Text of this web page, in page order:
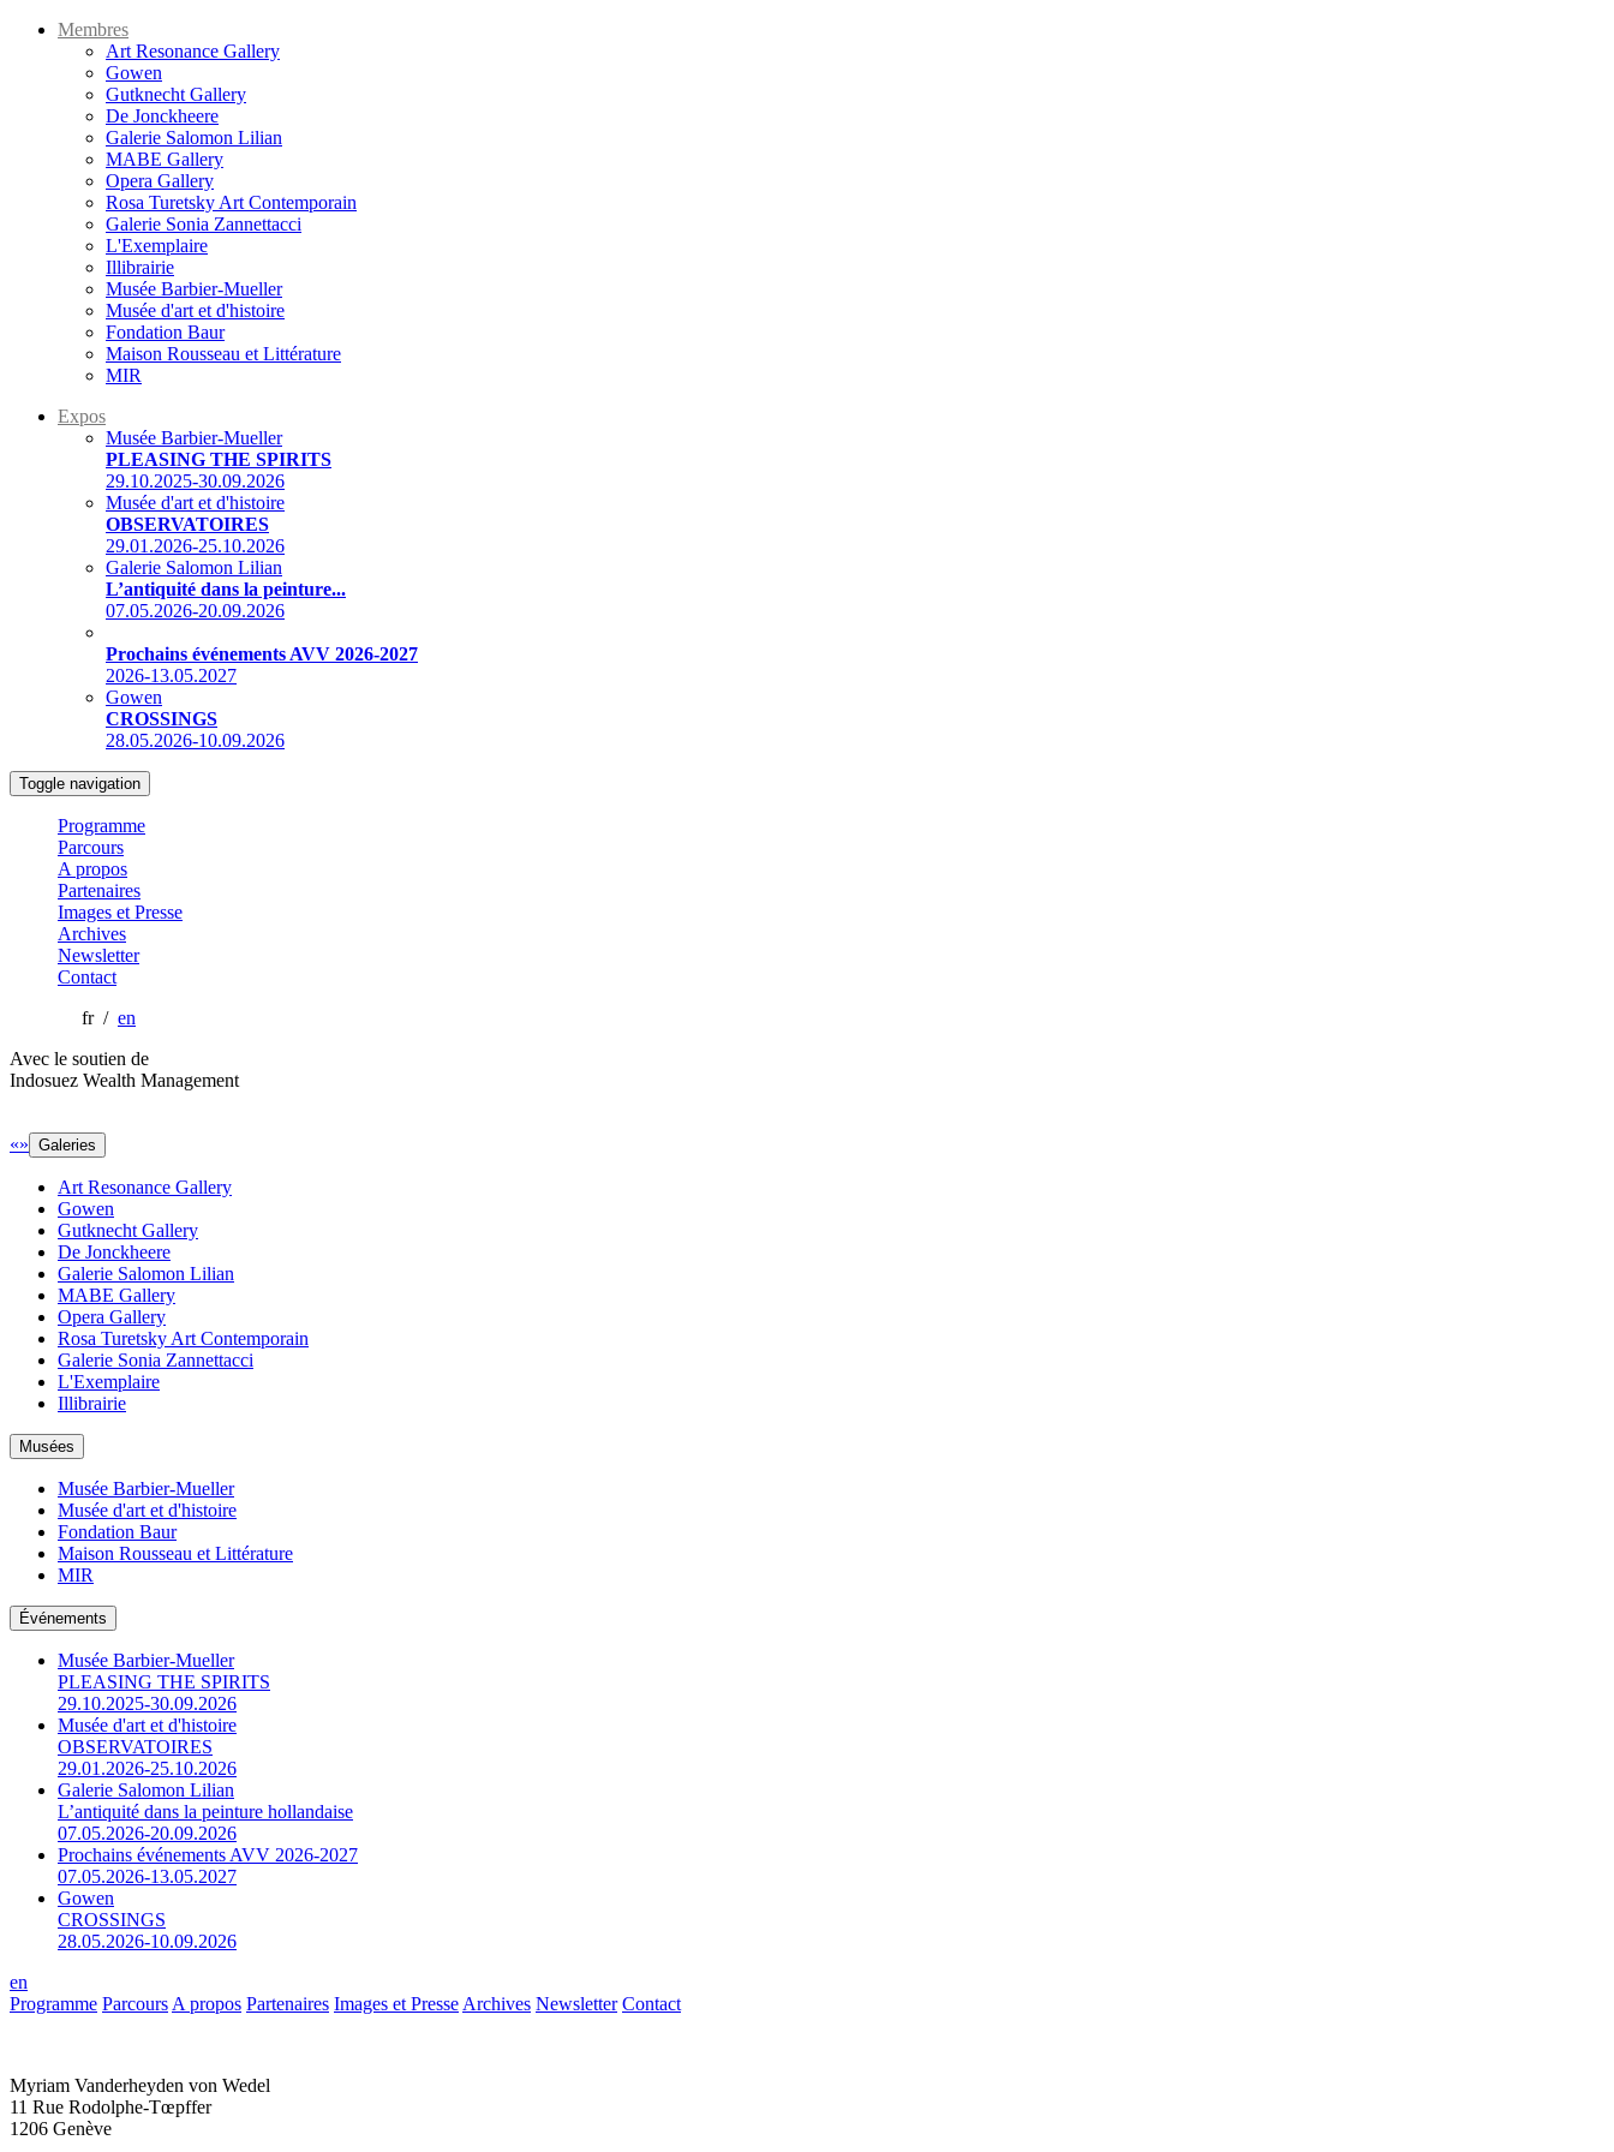
Membres
Art Resonance Gallery
Gowen
Gutknecht Gallery
De Jonckheere
Galerie Salomon Lilian
MABE Gallery
Opera Gallery
Rosa Turetsky Art Contemporain
Galerie Sonia Zannettacci
L'Exemplaire
Illibrairie
Musée Barbier-Mueller
Musée d'art et d'histoire
Fondation Baur
Maison Rousseau et Littérature
MIR
Expos
Musée Barbier-Mueller
PLEASING THE SPIRITS
29.10.2025-30.09.2026
Musée d'art et d'histoire
OBSERVATOIRES
29.01.2026-25.10.2026
Galerie Salomon Lilian
L’antiquité dans la peinture...
07.05.2026-20.09.2026
Prochains événements AVV 2026-2027
2026-13.05.2027
Gowen
CROSSINGS
28.05.2026-10.09.2026
Toggle navigation
Programme
Parcours
A propos
Partenaires
Images et Presse
Archives
Newsletter
Contact
fr / en
Avec le soutien de
Indosuez Wealth Management
«» Galeries
Art Resonance Gallery
Gowen
Gutknecht Gallery
De Jonckheere
Galerie Salomon Lilian
MABE Gallery
Opera Gallery
Rosa Turetsky Art Contemporain
Galerie Sonia Zannettacci
L'Exemplaire
Illibrairie
Musées
Musée Barbier-Mueller
Musée d'art et d'histoire
Fondation Baur
Maison Rousseau et Littérature
MIR
Événements
Musée Barbier-Mueller
PLEASING THE SPIRITS
29.10.2025-30.09.2026
Musée d'art et d'histoire
OBSERVATOIRES
29.01.2026-25.10.2026
Galerie Salomon Lilian
L’antiquité dans la peinture hollandaise
07.05.2026-20.09.2026
Prochains événements AVV 2026-2027
07.05.2026-13.05.2027
Gowen
CROSSINGS
28.05.2026-10.09.2026
en
Programme Parcours A propos Partenaires Images et Presse Archives Newsletter Contact
Myriam Vanderheyden von Wedel
11 Rue Rodolphe-Tœpffer
1206 Genève